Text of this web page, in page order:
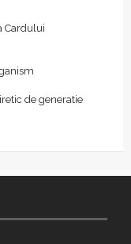
Cardului
de generatie